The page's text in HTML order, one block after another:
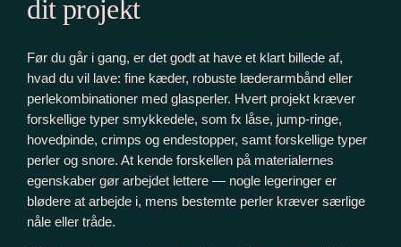
dit projekt
Før du går i gang, er det godt at have et klart billede af,
hvad du vil lave: fine kæder, robuste læderarmbånd eller
perlekombinationer med glasperler. Hvert projekt kræver
forskellige typer smykkedele, som fx låse, jump-ringe,
hovedpinde, crimps og endestopper, samt forskellige typer
perler og snore. At kende forskellen på materialernes
egenskaber gør arbejdet lettere — nogle legeringer er
blødere at arbejde i, mens bestemte perler kræver særlige
nåle eller tråde.